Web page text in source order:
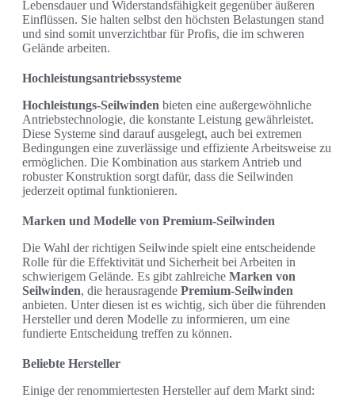
Lebensdauer und Widerstandsfähigkeit gegenüber äußeren
Einflüssen. Sie halten selbst den höchsten Belastungen stand
und sind somit unverzichtbar für Profis, die im schweren
Gelände arbeiten.
Hochleistungsantriebssysteme
Hochleistungs-Seilwinden bieten eine außergewöhnliche
Antriebstechnologie, die konstante Leistung gewährleistet.
Diese Systeme sind darauf ausgelegt, auch bei extremen
Bedingungen eine zuverlässige und effiziente Arbeitsweise zu
ermöglichen. Die Kombination aus starkem Antrieb und
robuster Konstruktion sorgt dafür, dass die Seilwinden
jederzeit optimal funktionieren.
Marken und Modelle von Premium-Seilwinden
Die Wahl der richtigen Seilwinde spielt eine entscheidende
Rolle für die Effektivität und Sicherheit bei Arbeiten in
schwierigem Gelände. Es gibt zahlreiche Marken von
Seilwinden, die herausragende Premium-Seilwinden
anbieten. Unter diesen ist es wichtig, sich über die führenden
Hersteller und deren Modelle zu informieren, um eine
fundierte Entscheidung treffen zu können.
Beliebte Hersteller
Einige der renommiertesten Hersteller auf dem Markt sind: